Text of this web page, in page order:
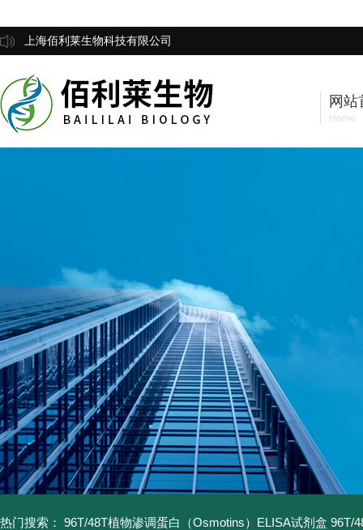
上海佰利莱生物科技有限公司
网站
Home
热门搜索： 96T/48T植物渗调蛋白（Osmotins）ELISA试剂盒 96T/